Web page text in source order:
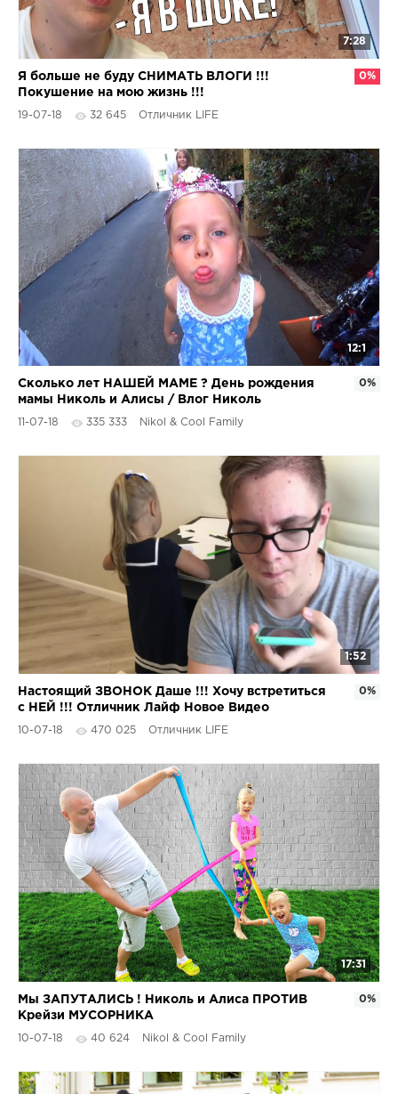
7:28
Я больше не буду СНИМАТЬ ВЛОГИ !!!
Покушение на мою жизнь !!!
19-07-18 32 645 Отличник LIFE
0%
12:1
Сколько лет НАШЕЙ МАМЕ ? День рождения
мамы Николь и Алисы / Влог Николь
11-07-18 335 333 Nikol & Cool Family
0%
1:52
Настоящий ЗВОНОК Даше !!! Хочу встретиться
с НЕЙ !!! Отличник Лайф Новое Видео
10-07-18 470 025 Отличник LIFE
0%
17:31
Мы ЗАПУТАЛИСЬ ! Николь и Алиса ПРОТИВ
Крейзи МУСОРНИКА
10-07-18 40 624 Nikol & Cool Family
0%